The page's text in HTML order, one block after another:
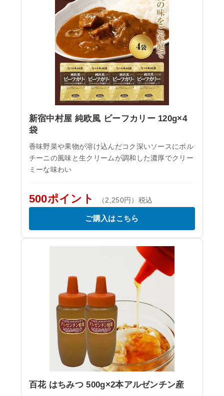
新宿中村屋 純欧風 ビーフカリー 120g×4
袋
香味野菜や果物が溶け込んだコク深いソースにポル
チーニの風味と生クリームが調和した濃厚でクリー
ミーな味わい
500ポイント （2,250円）税込
ご購入はこちら
百花 はちみつ 500g×2本アルゼンチン産